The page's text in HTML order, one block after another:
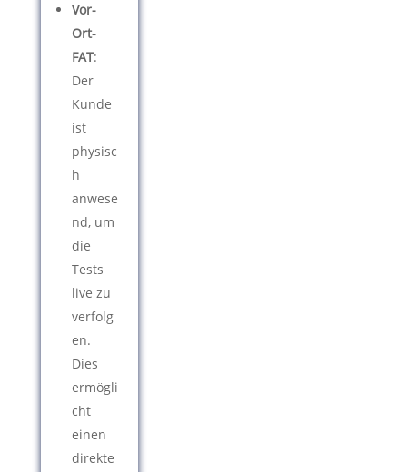
Vor-
Ort-
FAT:
Der
Kunde
ist
physisc
h
anwese
nd, um
die
Tests
live zu
verfolg
en.
Dies
ermögli
cht
einen
direkte